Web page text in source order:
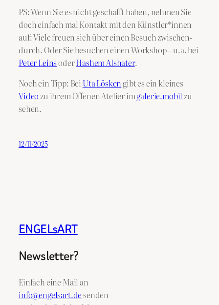
PS: Wenn Sie es nicht geschafft haben, nehmen Sie
doch einfach mal Kontakt mit den Künstler*innen
auf: Viele freuen sich über einen Besuch zwischen-
durch. Oder Sie besuchen einen Workshop – u.a. bei
Peter LeinsoderHashem Alshater.
Noch ein Tipp: Bei Uta Lösken gibt es ein kleines
Video zu ihrem Offenen Atelier imgalerie.mobil zu
sehen.
12/11/2025
ENGELsART
Newsletter?
Einfach eine Mail an
info@engelsart.desenden